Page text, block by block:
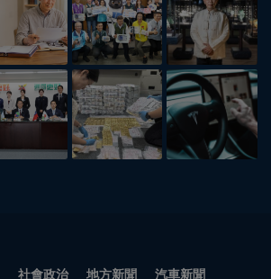
社會政治 地方新聞 汽車新聞